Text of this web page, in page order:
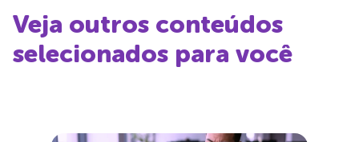
Veja outros conteúdos
selecionados para você